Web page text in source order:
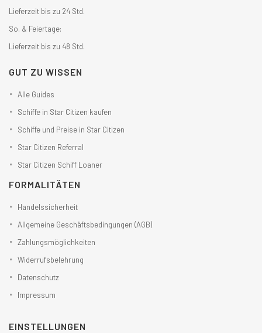
Lieferzeit bis zu 24 Std.
So. & Feiertage:
Lieferzeit bis zu 48 Std.
GUT ZU WISSEN
Alle Guides
Schiffe in Star Citizen kaufen
Schiffe und Preise in Star Citizen
Star Citizen Referral
Star Citizen Schiff Loaner
FORMALITÄTEN
Handelssicherheit
Allgemeine Geschäftsbedingungen (AGB)
Zahlungsmöglichkeiten
Widerrufsbelehrung
Datenschutz
Impressum
EINSTELLUNGEN